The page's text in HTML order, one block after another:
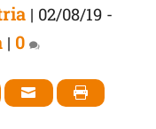
| 02/08/19 -
| 0